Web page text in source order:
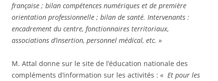
française ; bilan compétences numériques et de première
orientation professionnelle ; bilan de santé. Intervenants :
encadrement du centre, fonctionnaires territoriaux,
associations d’insertion, personnel médical, etc. »
M. Attal donne sur le site de l’éducation nationale des
compléments d’information sur les activités : « Et pour les